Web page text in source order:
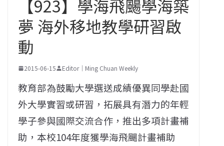
【923】學海飛颺學海築
夢 海外移地教學研習啟
動
2015-06-15 Editor｜Ming Chuan Weekly
教育部為鼓勵大學選送成績優異同學赴國
外大學實習或研習，拓展具有潛力的年輕
學子參與國際交流合作，推出多項計畫補
助，本校104年度獲學海飛颺計畫補助